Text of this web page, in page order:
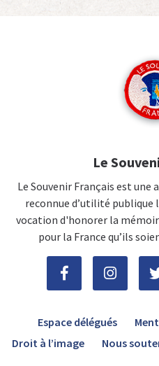
Le
Le Souvenir Français est une
reconnue d’utilité publique
vocation d'honorer la
pour la France qu’ils
Espace délégués
Droit à l’image
Nous